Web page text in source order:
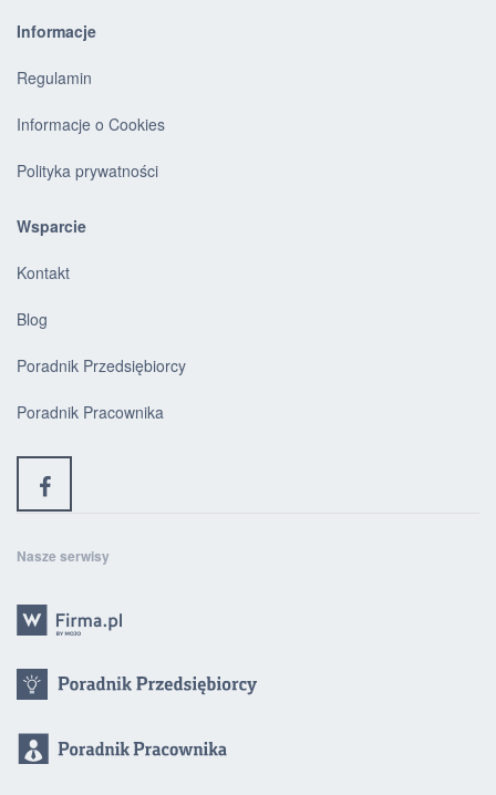
Informacje
Regulamin
Informacje o Cookies
Polityka prywatności
Wsparcie
Kontakt
Blog
Poradnik Przedsiębiorcy
Poradnik Pracownika
Nasze serwisy